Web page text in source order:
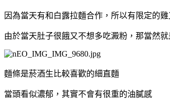
因為當天有和白露拉麵合作，所以有限定的
由於當天肚子很餓又不想多吃澱粉，那當然
麵條是菸酒生比較喜歡的細直麵
當頭看似濃郁，其實不會有很重的油膩感